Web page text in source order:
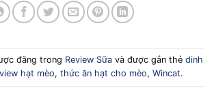
đăng trong Review Sữavà được gắn thẻ dinh
hạt mèo, thức ăn hạt cho mèo, Wincat.